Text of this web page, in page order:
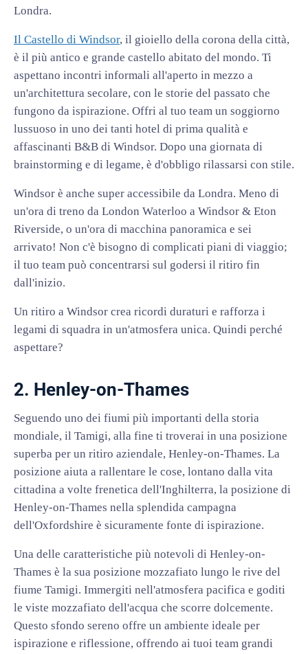
Londra.
Il Castello di Windsor, il gioiello della corona della città,
è il più antico e grande castello abitato del mondo. Ti
aspettano incontri informali all'aperto in mezzo a
un'architettura secolare, con le storie del passato che
fungono da ispirazione. Offri al tuo team un soggiorno
lussuoso in uno dei tanti hotel di prima qualità e
affascinanti B&B di Windsor. Dopo una giornata di
brainstorming e di legame, è d'obbligo rilassarsi con stile.
Windsor è anche super accessibile da Londra. Meno di
un'ora di treno da London Waterloo a Windsor & Eton
Riverside, o un'ora di macchina panoramica e sei
arrivato! Non c'è bisogno di complicati piani di viaggio;
il tuo team può concentrarsi sul godersi il ritiro fin
dall'inizio.
Un ritiro a Windsor crea ricordi duraturi e rafforza i
legami di squadra in un'atmosfera unica. Quindi perché
aspettare?
2. Henley-on-Thames
Seguendo uno dei fiumi più importanti della storia
mondiale, il Tamigi, alla fine ti troverai in una posizione
superba per un ritiro aziendale, Henley-on-Thames. La
posizione aiuta a rallentare le cose, lontano dalla vita
cittadina a volte frenetica dell'Inghilterra, la posizione di
Henley-on-Thames nella splendida campagna
dell'Oxfordshire è sicuramente fonte di ispirazione.
Una delle caratteristiche più notevoli di Henley-on-
Thames è la sua posizione mozzafiato lungo le rive del
fiume Tamigi. Immergiti nell'atmosfera pacifica e goditi
le viste mozzafiato dell'acqua che scorre dolcemente.
Questo sfondo sereno offre un ambiente ideale per
ispirazione e riflessione, offrendo ai tuoi team grandi